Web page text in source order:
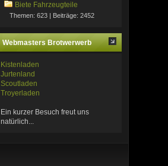
Biete Fahrzeugteile
Themen: 623 | Beiträge: 2452
Webmasters Brotwerwerb
Kistenladen
Jurtenland
Scoutladen
Troyerladen
Ein kurzer Besuch freut uns
natürlich...